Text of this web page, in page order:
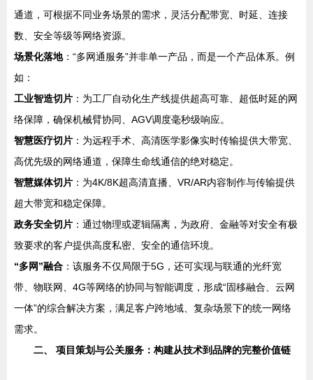
通道，可根据不同业务场景的需求，灵活分配带宽、时延、连接
数、安全等级等网络资源。
场景化落地：“多网通服务”并非单一产品，而是一个产品体系。例
如：
工业智造切片 ：为工厂自动化生产线提供超高可靠、超低时延的网
络保障，确保机械臂协同、AGV调度毫秒级响应。
智慧医疗切片 ：为远程手术、高清医学影像实时传输提供大带宽、
高优先级的网络通道，保障生命线通信的绝对稳定。
智慧媒体切片 ：为4K/8K超高清直播、VR/AR内容制作与传输提供
超大带宽和稳定保障。
政务安全切片 ：通过物理或逻辑隔离，为政府、金融等对安全有极
致要求的客户提供高度私密、安全的通信环境。
“多网”融合 ：该服务不仅局限于5G，还可实现与联通的光纤宽
带、物联网、4G等网络的协同与智能调度，形成“固移融合、云网
一体”的综合解决方案，满足客户跨地域、复杂场景下的统一网络
需求。
二、 项目策划与公关服务：构建从技术到品牌的完整价值链